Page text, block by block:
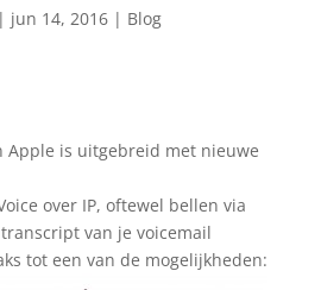
jun 14, 2016| Blog
Apple is uitgebreid met nieuwe
over IP, oftewel bellen via
van je voicemail
tot een van de mogelijkheden: